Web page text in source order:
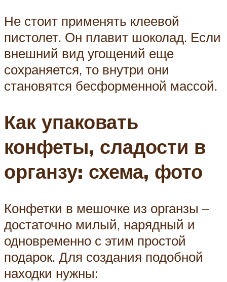
Не стоит применять клеевой
пистолет. Он плавит шоколад. Если
внешний вид угощений еще
сохраняется, то внутри они
становятся бесформенной массой.
Как упаковать
конфеты, сладости в
органзу: схема, фото
Конфетки в мешочке из органзы –
достаточно милый, нарядный и
одновременно с этим простой
подарок. Для создания подобной
находки нужны: